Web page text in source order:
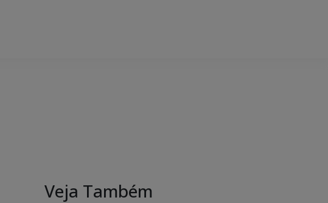
Veja Também